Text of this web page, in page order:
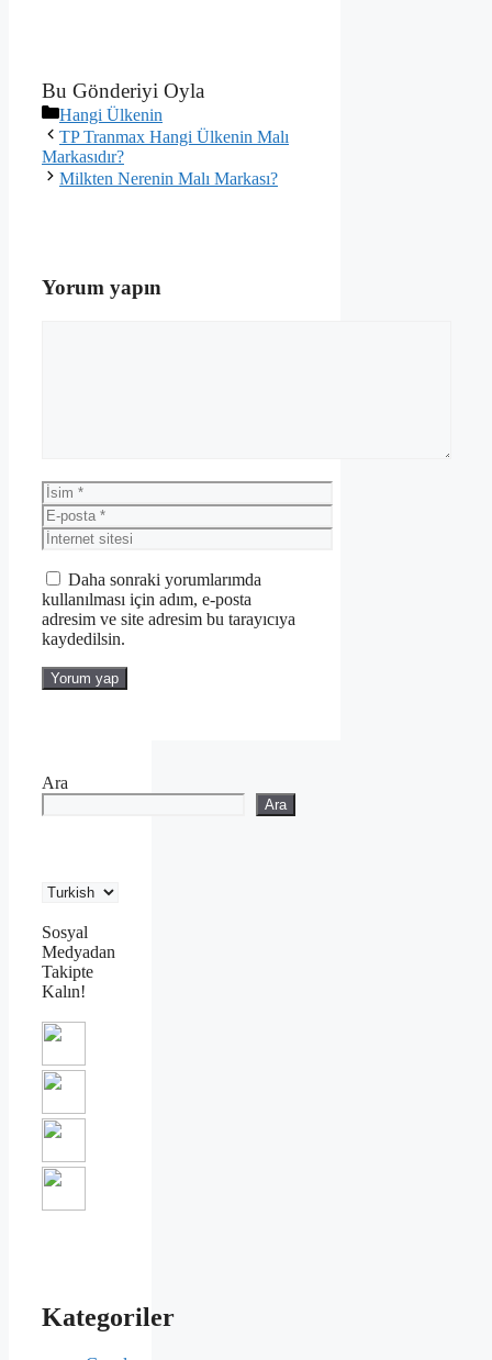
Bu Gönderiyi Oyla
Kategoriler
Hangi Ülkenin
TP Tranmax Hangi Ülkenin Malı
Markasıdır?
Milkten Nerenin Malı Markası?
Yorum yapın
İsim
E-
posta
İnternet
sitesi
Daha sonraki yorumlarımda
kullanılması için adım, e-posta
adresim ve site adresim bu tarayıcıya
kaydedilsin.
Ara
Ara
Sosyal
Medyadan
Takipte
Kalın!
Kategoriler